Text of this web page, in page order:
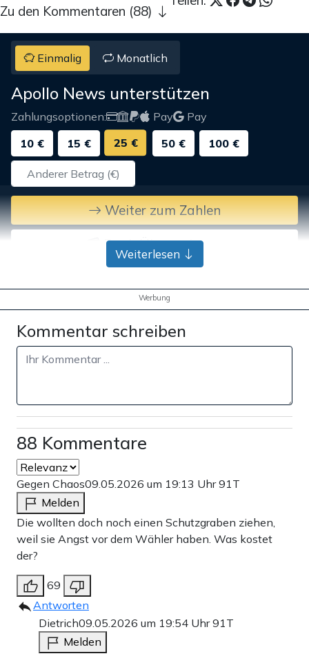
Zu den Kommentaren (88)
Einmalig Monatlich
Apollo News unterstützen
Zahlungsoptionen: Pay
Pay
10 €
15 € 25 € 50 € 100 €
Weiter zum Zahlen
Bank-Überweisung
Weiterlesen
Werbung
Kommentar schreiben
88 Kommentare
Gegen Chaos09.05.2026 um 19:13 Uhr91T
Melden
Die wollten doch noch einen Schutzgraben ziehen,
weil sie Angst vor dem Wähler haben. Was kostet
der?
69
Antworten
Dietrich09.05.2026 um 19:54 Uhr91T
Melden